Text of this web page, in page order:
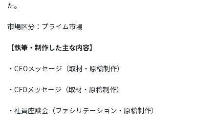
た。
市場区分：プライム市場
【執筆・制作した主な内容】
・CEOメッセージ（取材・原稿制作）
・CFOメッセージ（取材・原稿制作）
・社員座談会（ファシリテーション・原稿制作）